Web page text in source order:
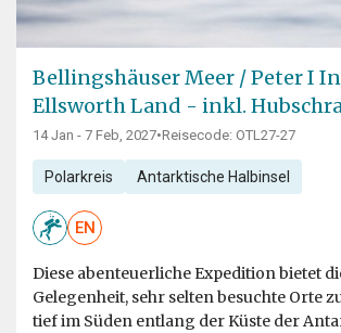
Bellingshäuser Meer / Peter I
Ellsworth Land - inkl.
14 Jan - 7 Feb, 2027•Reisecode: OTL27-27
Polarkreis Antarktische Halbinsel
EN
Diese abenteuerliche Expedition bietet
Gelegenheit, sehr selten besuchte Orte
tief im Süden entlang der Küste der